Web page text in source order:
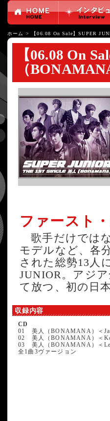
ホーム > 【06.08 On Sale】SUPER
【06.08 On
（
ファースト
歌手だけでは
モデルなど、各
された総勢13人
JUNIOR。アジ
て放つ、初の日
収録内容
CD
01 美人（BONAMANA）＜
02 美人（BONAMANA）＜
03 美人（BONAMANA）＜
全1曲3ヴァージョン